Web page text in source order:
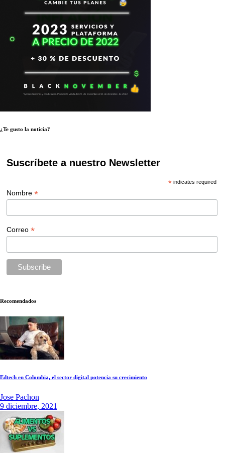
¿Te gusto la noticia?
Suscríbete a nuestro Newsletter
*indicates required
Nombre*
Correo*
Recomendados
Edtech en Colombia, el sector digital potencia su crecimiento
Jose Pachon
9 diciembre, 2021